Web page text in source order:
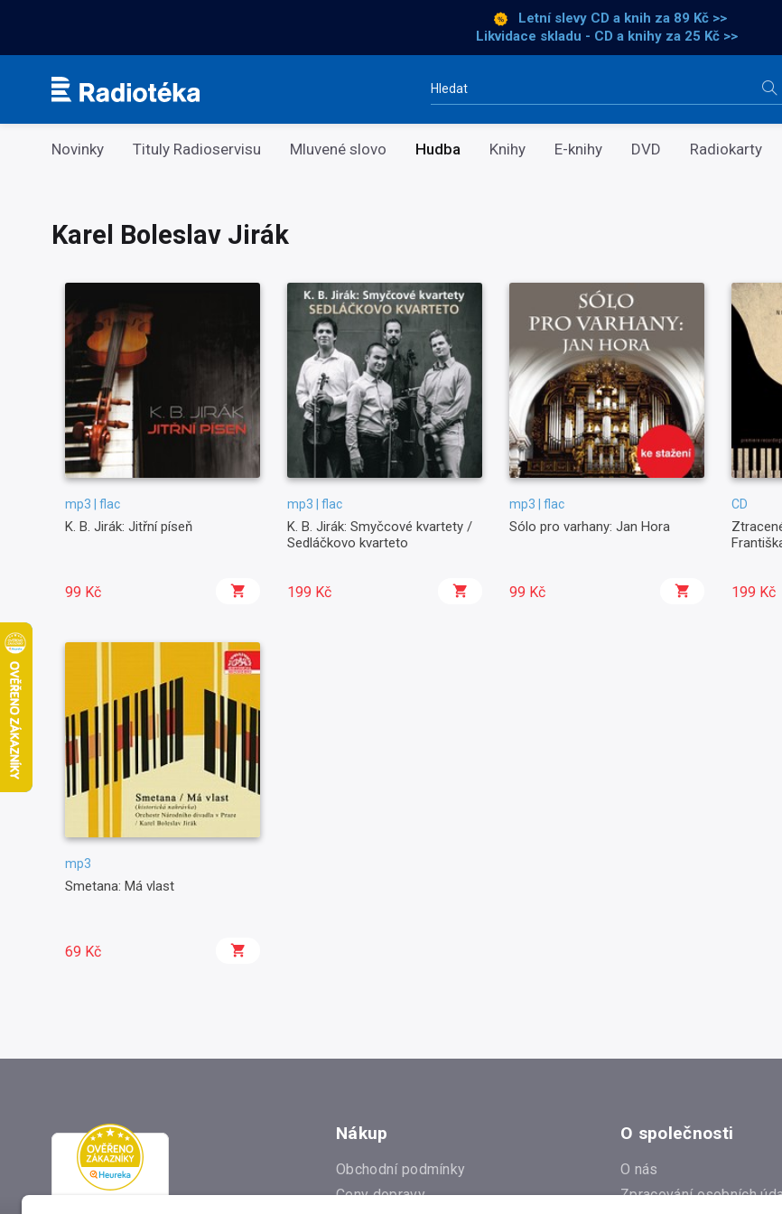
Letní slevy CD a knih za 89 Kč >>
Likvidace skladu - CD a knihy za 25 Kč >>
Vyhledávání
Kategorie
Novinky Tituly Radioservisu Mluvené slovo Hudba Knihy E-knihy DVD Radiokarty
Karel Boleslav Jirák
mp3 | flac
K. B. Jirák: Jitřní píseň
99 Kč
mp3 | flac
K. B. Jirák: Smyčcové kvartety /
Sedláčkovo kvarteto
199 Kč
mp3 | flac
Sólo pro varhany: Jan Hora
99 Kč
CD
199 Kč
mp3
Smetana: Má vlast
69 Kč
Nákup
Obchodní podmínky
Ceny dopravy
O společnosti
O nás
Zpracování osobních